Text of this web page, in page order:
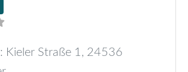
Kieler Straße 1 , 24536